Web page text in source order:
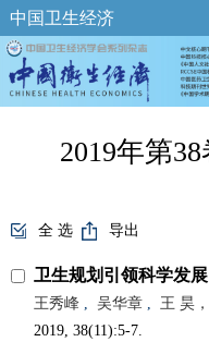
中国卫生经济
2019年第
全 选 导出
卫生规划引领科学发展
王秀峰 , 吴华章 ,
王 昊
2019, 38(11):5-7.